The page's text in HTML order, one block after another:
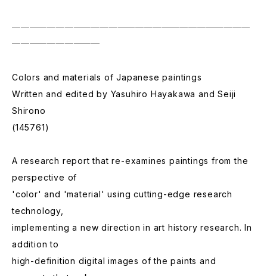
───────────────────────────
──────────
Colors and materials of Japanese paintings
Written and edited by Yasuhiro Hayakawa and Seiji
Shirono
(145761)
A research report that re-examines paintings from the
perspective of
'color' and 'material' using cutting-edge research
technology,
implementing a new direction in art history research. In
addition to
high-definition digital images of the paints and